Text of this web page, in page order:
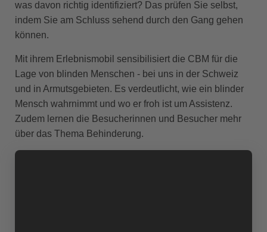
was davon richtig identifiziert? Das prüfen Sie selbst,
indem Sie am Schluss sehend durch den Gang gehen
können.
Mit ihrem Erlebnismobil sensibilisiert die CBM für die
Lage von blinden Menschen - bei uns in der Schweiz
und in Armutsgebieten. Es verdeutlicht, wie ein blinder
Mensch wahrnimmt und wo er froh ist um Assistenz.
Zudem lernen die Besucherinnen und Besucher mehr
über das Thema Behinderung.